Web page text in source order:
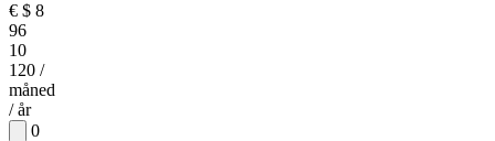
€ $ 8
96
10
120 /
måned
/ år
0